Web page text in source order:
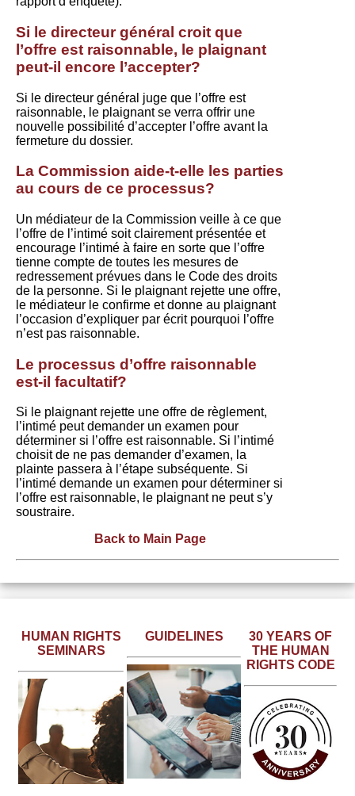
Si le directeur général croit que
l’offre est raisonnable, le plaignant
peut-il encore l’accepter?
Si le directeur général juge que l’offre est
raisonnable, le plaignant se verra offrir une
nouvelle possibilité d’accepter l’offre avant la
fermeture du dossier.
La Commission aide-t-elle les parties
au cours de ce processus?
Un médiateur de la Commission veille à ce que
l’offre de l’intimé soit clairement présentée et
encourage l’intimé à faire en sorte que l’offre
tienne compte de toutes les mesures de
redressement prévues dans le Code des droits
de la personne. Si le plaignant rejette une offre,
le médiateur le confirme et donne au plaignant
l’occasion d’expliquer par écrit pourquoi l’offre
n’est pas raisonnable.
Le processus d’offre raisonnable
est-il facultatif?
Si le plaignant rejette une offre de règlement,
l’intimé peut demander un examen pour
déterminer si l’offre est raisonnable. Si l’intimé
choisit de ne pas demander d’examen, la
plainte passera à l’étape subséquente. Si
l’intimé demande un examen pour déterminer si
l’offre est raisonnable, le plaignant ne peut s’y
soustraire.
Back to Main Page
HUMAN RIGHTS
SEMINARS
more
about
sessions
scheduled
in your
area.
GUIDELINES
about
discrimination
and the
principles of
reasonable
accommodation.
30 YEARS OF
THE HUMAN
RIGHTS CODE
Read more
about the
rights
milestones
over the
years of
The
Human
Rights
Code in